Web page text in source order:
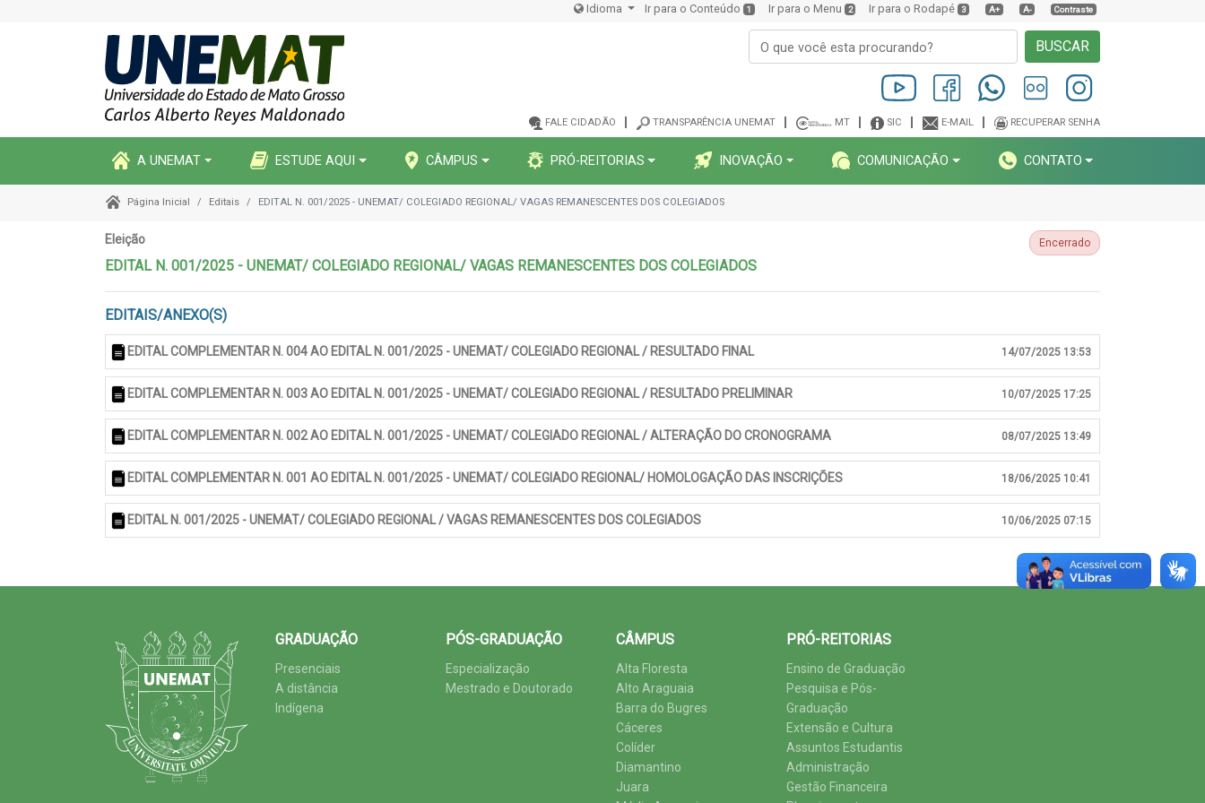
Idioma Ir para o Conteúdo 1 Ir para o Menu 2 Ir para o Rodapé 3 A+ A- Contraste
BUSCAR
FALE CIDADÃO TRANSPARÊNCIA UNEMAT MT SIC E-MAIL RECUPERAR SENHA
A UNEMAT ESTUDE AQUI CÂMPUS PRÓ-REITORIAS INOVAÇÃO COMUNICAÇÃO CONTATO
Página Inicial Editais EDITAL N. 001/2025 - UNEMAT/ COLEGIADO REGIONAL/ VAGAS REMANESCENTES DOS COLEGIADOS
Eleição Encerrado
EDITAL N. 001/2025 - UNEMAT/ COLEGIADO REGIONAL/ VAGAS REMANESCENTES DOS COLEGIADOS
EDITAIS/ANEXO(S)
EDITAL COMPLEMENTAR N. 004 AO EDITAL N. 001/2025 - UNEMAT/ COLEGIADO REGIONAL / RESULTADO FINAL 14/07/2025 13:53
EDITAL COMPLEMENTAR N. 003 AO EDITAL N. 001/2025 - UNEMAT/ COLEGIADO REGIONAL / RESULTADO PRELIMINAR 10/07/2025 17:25
EDITAL COMPLEMENTAR N. 002 AO EDITAL N. 001/2025 - UNEMAT/ COLEGIADO REGIONAL / ALTERAÇÃO DO CRONOGRAMA 08/07/2025 13:49
EDITAL COMPLEMENTAR N. 001 AO EDITAL N. 001/2025 - UNEMAT/ COLEGIADO REGIONAL/ HOMOLOGAÇÃO DAS INSCRIÇÕES 18/06/2025 10:41
EDITAL N. 001/2025 - UNEMAT/ COLEGIADO REGIONAL / VAGAS REMANESCENTES DOS COLEGIADOS 10/06/2025 07:15
GRADUAÇÃO
Presenciais
A distância
Indígena
PÓS-GRADUAÇÃO
Especialização
Mestrado e Doutorado
CÂMPUS
Alta Floresta
Alto Araguaia
Barra do Bugres
Cáceres
Colíder
Diamantino
Juara
PRÓ-REITORIAS
Ensino de Graduação
Pesquisa e Pós-
Graduação
Extensão e Cultura
Assuntos Estudantis
Administração
Gestão Financeira